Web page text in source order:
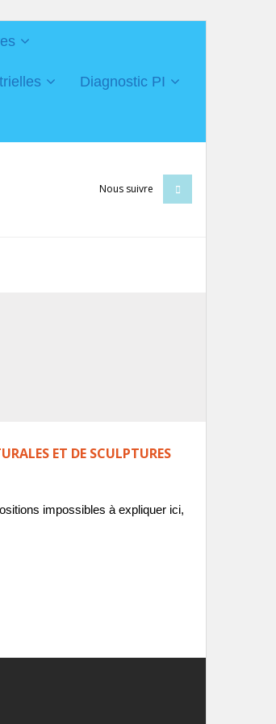
Diagnostic PI
Nous suivre
ET DE SCULPTURES
impossibles à expliquer ici,